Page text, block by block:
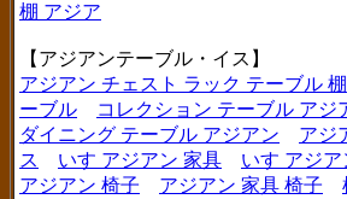
棚 アジア
【アジアンテーブル・イス】
アジアン チェスト ラック テーブル 棚
ーブル
コレクション テーブル アジ
ダイニング テーブル アジアン
アジ
ス
いす アジアン 家具
いす アジア
アジアン 椅子
アジアン 家具 椅子